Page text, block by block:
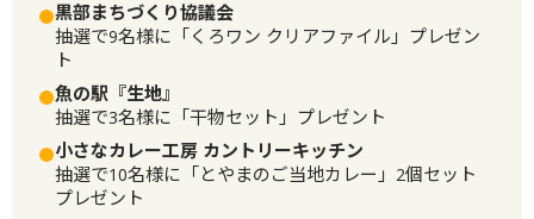
黒部まちづくり協議会
抽選で9名様に「くろワン クリアファイル」プレゼン
ト
魚の駅『生地』
抽選で3名様に「干物セット」プレゼント
小さなカレー工房 カントリーキッチン
抽選で10名様に「とやまのご当地カレー」2個セット
プレゼント